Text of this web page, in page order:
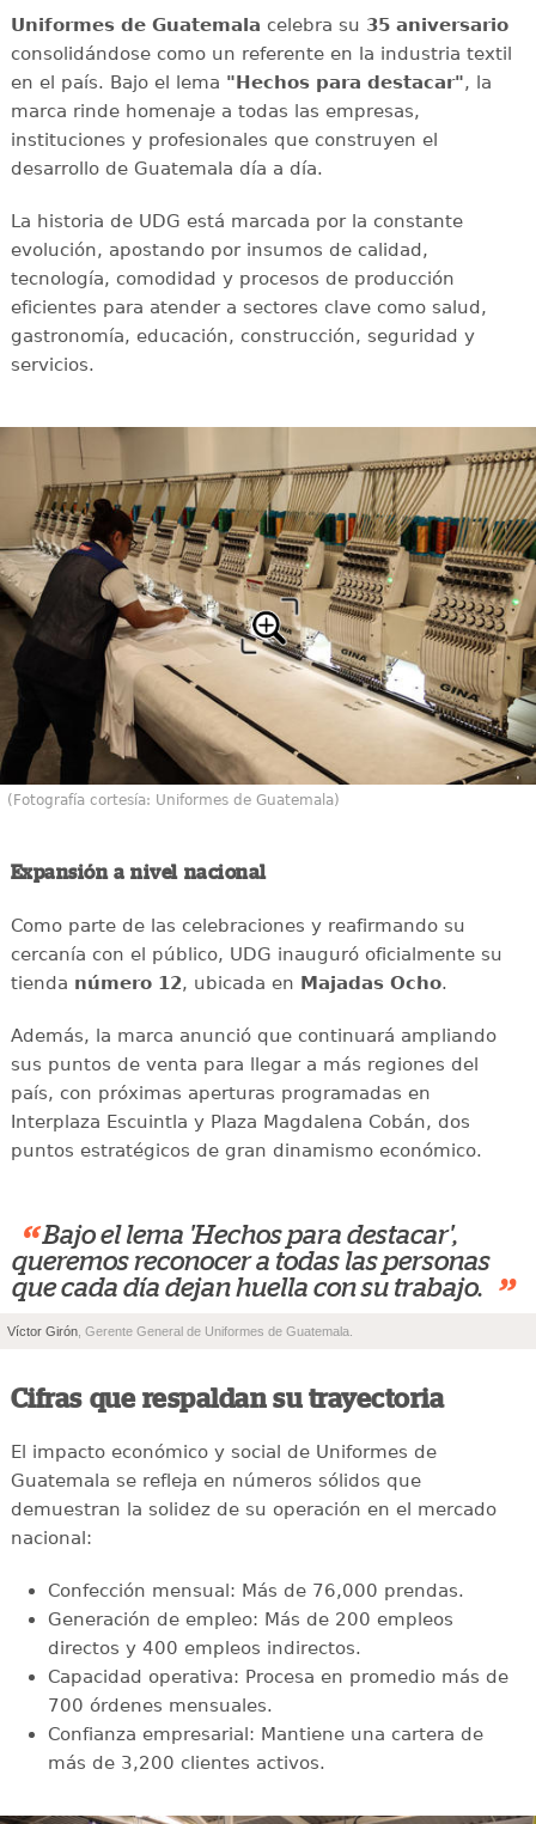
Uniformes de Guatemala celebra su 35 aniversario
consolidándose como un referente en la industria textil
en el país. Bajo el lema "Hechos para destacar", la
marca rinde homenaje a todas las empresas,
instituciones y profesionales que construyen el
desarrollo de Guatemala día a día.
La historia de UDG está marcada por la constante
evolución, apostando por insumos de calidad,
tecnología, comodidad y procesos de producción
eficientes para atender a sectores clave como salud,
gastronomía, educación, construcción, seguridad y
servicios.
(Fotografía cortesía: Uniformes de Guatemala)
Expansión a nivel nacional
Como parte de las celebraciones y reafirmando su
cercanía con el público, UDG inauguró oficialmente su
tienda número 12, ubicada en Majadas Ocho.
Además, la marca anunció que continuará ampliando
sus puntos de venta para llegar a más regiones del
país, con próximas aperturas programadas en
Interplaza Escuintla y Plaza Magdalena Cobán, dos
puntos estratégicos de gran dinamismo económico.
“ Bajo el lema 'Hechos para destacar',
queremos reconocer a todas las personas
que cada día dejan huella con su trabajo.
”
Víctor Girón , Gerente General de Uniformes de Guatemala.
Cifras que respaldan su trayectoria
El impacto económico y social de Uniformes de
Guatemala se refleja en números sólidos que
demuestran la solidez de su operación en el mercado
nacional:
Confección mensual: Más de 76,000 prendas.
Generación de empleo: Más de 200 empleos
directos y 400 empleos indirectos.
Capacidad operativa: Procesa en promedio más de
700 órdenes mensuales.
Confianza empresarial: Mantiene una cartera de
más de 3,200 clientes activos.